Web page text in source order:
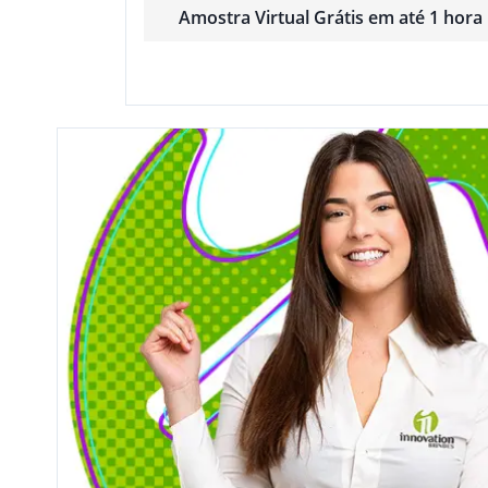
Amostra Virtual Grátis em até 1 hora